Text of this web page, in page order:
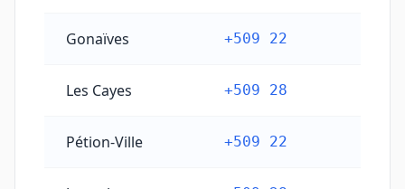
Gonaïves +509 22
Les Cayes +509 28
Pétion-Ville +509 22